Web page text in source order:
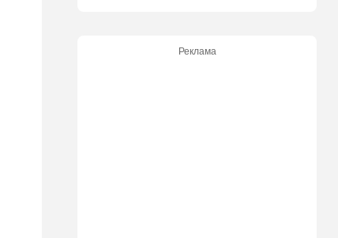
пенсионер скончался из-за
Реклама